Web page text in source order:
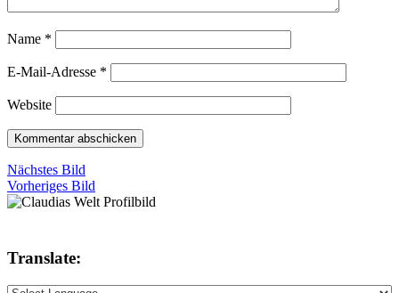
Name *
E-Mail-Adresse *
Website
Nächstes Bild
Vorheriges Bild
Translate: